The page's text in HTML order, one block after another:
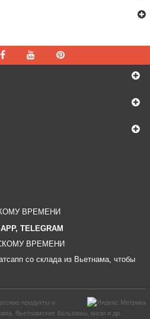
ВРЕМЕНИ
TELEGRAM
ВРЕМЕНИ
со склада из Вьетнама, чтобы
продукты и
Вьетнамские бальзамы, мази и др.